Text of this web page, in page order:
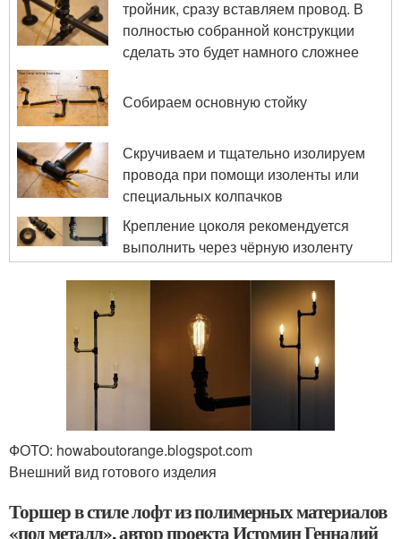
тройник, сразу вставляем провод. В
полностью собранной конструкции
сделать это будет намного сложнее
Собираем основную стойку
Скручиваем и тщательно изолируем
провода при помощи изоленты или
специальных колпачков
Крепление цоколя рекомендуется
выполнить через чёрную изоленту
ФОТО: howaboutorange.blogspot.com
Внешний вид готового изделия
Торшер в стиле лофт из полимерных материалов
«под металл», автор проекта Истомин Геннадий